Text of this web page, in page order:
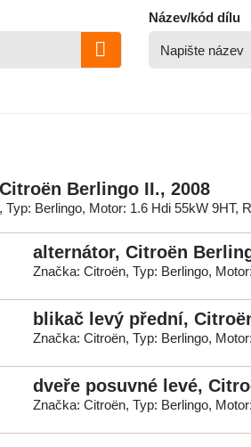
Název/kód dílu
Berlingo II., 2008
Typ: Berlingo, Motor: 1.6 Hdi 55kW 9HT,
alternátor, Citroën
Značka: Citroën, Typ: Berlingo,
blikač levý přední,
Značka: Citroën, Typ: Berlingo,
dveře posuvné levé,
Značka: Citroën, Typ: Berlingo,